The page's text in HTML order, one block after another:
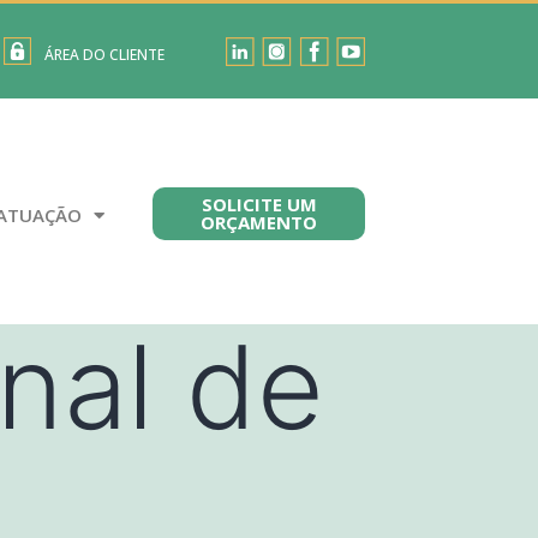
ÁREA DO CLIENTE
SOLICITE UM
ORÇAMENTO
de